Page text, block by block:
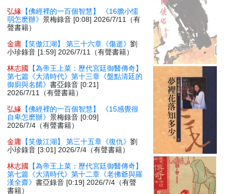
弘緣 【佛經裡的一百個智慧】 《16膽小懦
弱怎麽辦》景梅錄音 [0:08] 2026/7/11（有
聲書籍）
金庸 【笑傲江湖】 第三十六章《傷逝》劉
小珍錄音 [1:59] 2026/7/11（有聲書籍）
林志國
【為帝王上菜：歷代宮廷御醫傳奇】
第七篇《大清時代》第十三章《盤點清廷的
御廚與名餚》書亞錄音 [0:21]
2026/7/11（有聲書籍）
弘緣 【佛經裡的一百個智慧】 《15感覺很
自卑怎麽辦》景梅錄音 [0:09]
2026/7/4（有聲書籍）
金庸 【笑傲江湖】 第三十五章《復仇》劉
小珍錄音 [3:01] 2026/7/4（有聲書籍）
林志國
【為帝王上菜：歷代宮廷御醫傳奇】
第七篇《大清時代》第十二章《老佛爺與羅
漢全齋》書亞錄音 [0:19] 2026/7/4（有聲
書籍）